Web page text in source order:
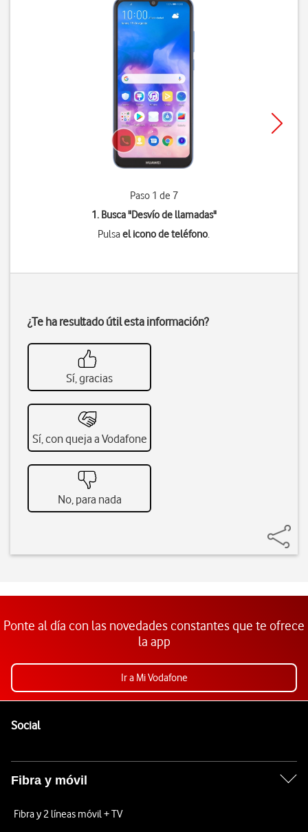
Paso 1 de 7
1. Busca "Desvío de llamadas"
Pulsael icono de teléfono.
¿Te ha resultado útil esta información?
Sí, gracias
Sí, con queja a Vodafone
No, para nada
Ponte al día con las novedades constantes que te ofrece
la app
Ir a Mi Vodafone
SocialEnlaces a las redes sociales de Vodafone
Fibra y móvil
Fibra y 2 líneas móvil + TV